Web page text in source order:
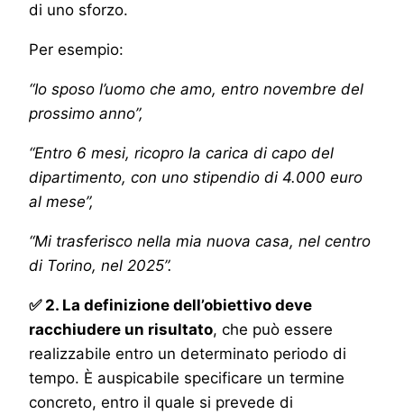
di uno sforzo.
Per esempio:
“Io sposo l’uomo che amo, entro novembre del
prossimo anno”,
“Entro 6 mesi, ricopro la carica di capo del
dipartimento, con uno stipendio di 4.000 euro
al mese”,
“Mi trasferisco nella mia nuova casa, nel centro
di Torino, nel 2025”.
✅ 2. La definizione dell’obiettivo deve
racchiudere un risultato, che può essere
realizzabile entro un determinato periodo di
tempo. È auspicabile specificare un termine
concreto, entro il quale si prevede di